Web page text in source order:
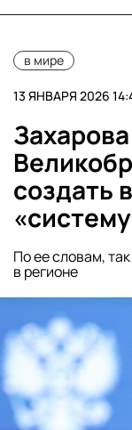
в мире
13 ЯНВАРЯ 2026
создать
По ее словам,
в регионе